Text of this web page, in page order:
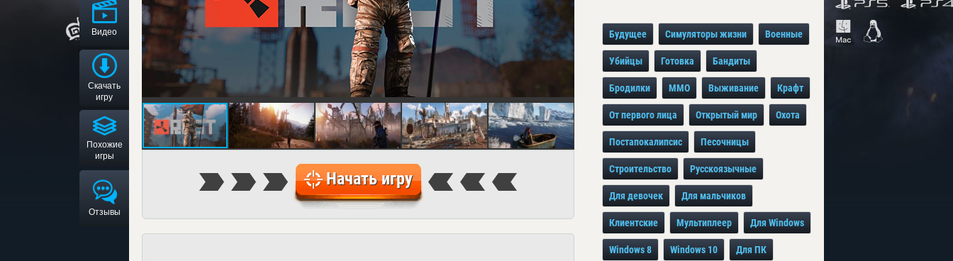
Видео
Скачать
игру
Похожие
игры
Отзывы
Начать игру
Будущее Симуляторы жизни Военные
Убийцы Готовка Бандиты
Бродилки MMO Выживание Крафт
От первого лица Открытый мир Охота
Постапокалипсис Песочницы
Строительство Русскоязычные
Для девочек Для мальчиков
Клиентские Мультиплеер Для Windows
Windows 8 Windows 10 Для ПК